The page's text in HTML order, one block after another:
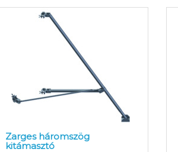
Zarges háromszög
kitámasztó